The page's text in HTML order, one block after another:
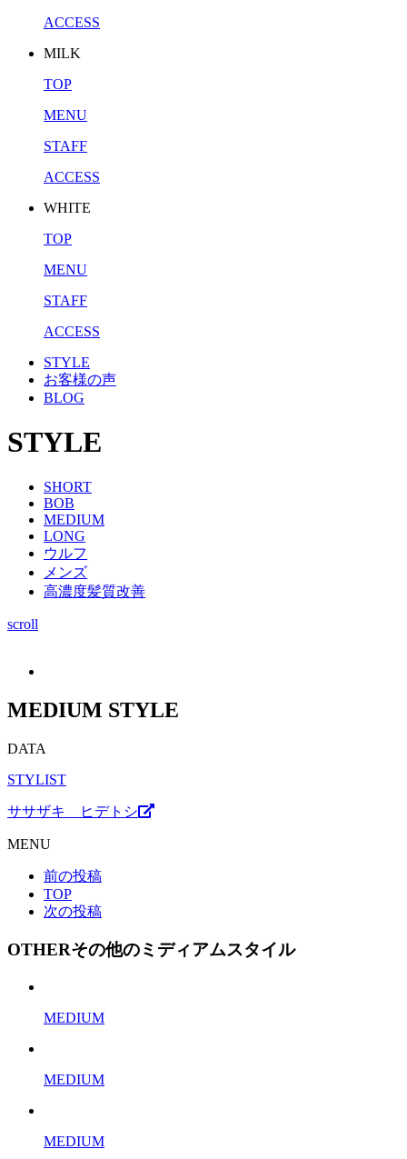
ACCESS
MILK
TOP
MENU
STAFF
ACCESS
WHITE
TOP
MENU
STAFF
ACCESS
STYLE
お客様の声
BLOG
STYLE
SHORT
BOB
MEDIUM
LONG
ウルフ
メンズ
高濃度髪質改善
scroll
MEDIUM STYLE
DATA
STYLIST
ササザキ ヒデトシ
MENU
前の投稿
TOP
次の投稿
OTHERその他のミディアムスタイル
MEDIUM
MEDIUM
MEDIUM